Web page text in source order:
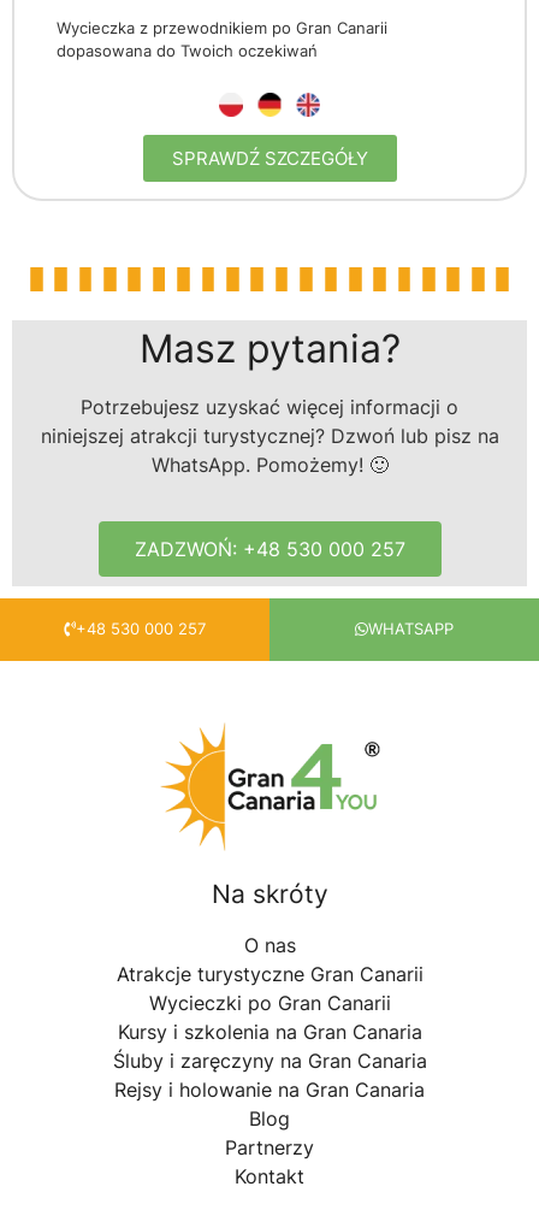
Wycieczka z przewodnikiem po Gran Canarii
dopasowana do Twoich oczekiwań
SPRAWDŹ SZCZEGÓŁY
Masz pytania?
Potrzebujesz uzyskać więcej informacji o
niniejszej atrakcji turystycznej? Dzwoń lub pisz na
WhatsApp. Pomożemy! 🙂
ZADZWOŃ: +48 530 000 257
+48 530 000 257 WHATSAPP
Na skróty
O nas
Atrakcje turystyczne Gran Canarii
Wycieczki po Gran Canarii
Kursy i szkolenia na Gran Canaria
Śluby i zaręczyny na Gran Canaria
Rejsy i holowanie na Gran Canaria
Blog
Partnerzy
Kontakt